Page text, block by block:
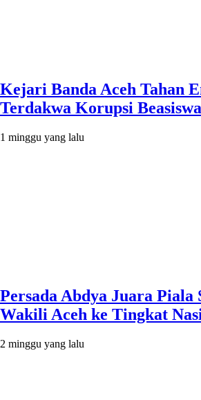
Kejari Banda Aceh Tahan
Terdakwa Korupsi
1 minggu yang lalu
Persada Abdya Juara Piala
Wakili Aceh ke Tingkat
2 minggu yang lalu